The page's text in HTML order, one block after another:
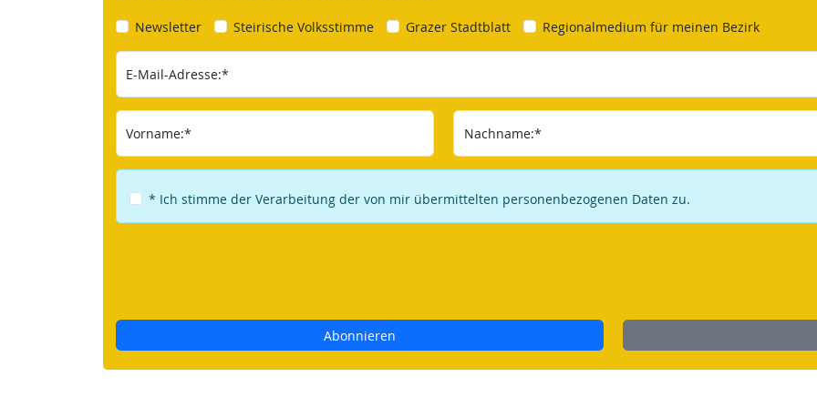
Newsletter
Steirische Volksstimme Grazer Stadtblatt Regionalmedium für meinen Bezirk
E-Mail-Adresse:*
Vorname:* Nachname:*
* Ich stimme der Verarbeitung der von mir übermittelten personenbezogenen Daten zu.
Abonnieren